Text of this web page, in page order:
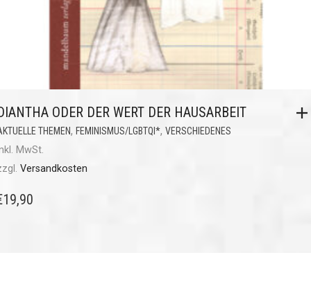
ODER DER WERT DER HAUSARBEIT
THEMEN, FEMINISMUS/LGBTQI*, VERSCHIEDENES
MwSt.
Versandkosten
19,90